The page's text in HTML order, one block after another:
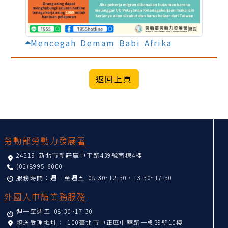
Mencegah Demam Babi Afrika
勞動部勞動力發展署
24219 新北市新莊區中平路439號南棟4樓
(02)8995-6000
服務時間：週一至週五 08:30~12:30，13:30~17:30
外國人申請業務服務
週一至週五 08:30~17:30
親送受理地址： 100臺北市中正區中華路一段39號10樓